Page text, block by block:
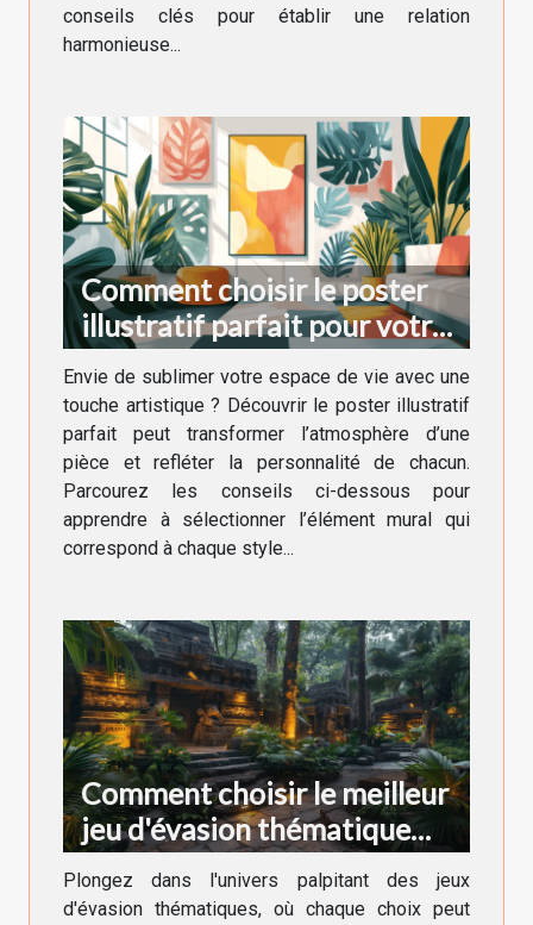
conseils clés pour établir une relation
harmonieuse...
Comment choisir le poster
illustratif parfait pour votre
décoration intérieure
Envie de sublimer votre espace de vie avec une
touche artistique ? Découvrir le poster illustratif
parfait peut transformer l’atmosphère d’une
pièce et refléter la personnalité de chacun.
Parcourez les conseils ci-dessous pour
apprendre à sélectionner l’élément mural qui
correspond à chaque style...
Comment choisir le meilleur
jeu d'évasion thématique
pour votre prochaine
aventure
Plongez dans l'univers palpitant des jeux
d'évasion thématiques, où chaque choix peut